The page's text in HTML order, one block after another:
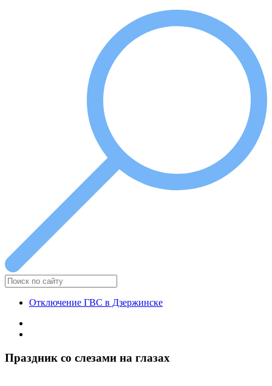
Отключение ГВС в Дзержинске
Праздник со слезами на глазах